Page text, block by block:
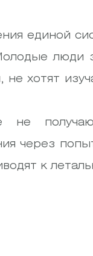
единой
люди
хотят
не
через
к